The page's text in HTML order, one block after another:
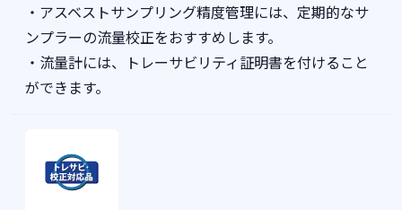
・アスベストサンプリング精度管理には、定期的なサ
ンプラーの流量校正をおすすめします。
・流量計には、トレーサビリティ証明書を付けること
ができます。